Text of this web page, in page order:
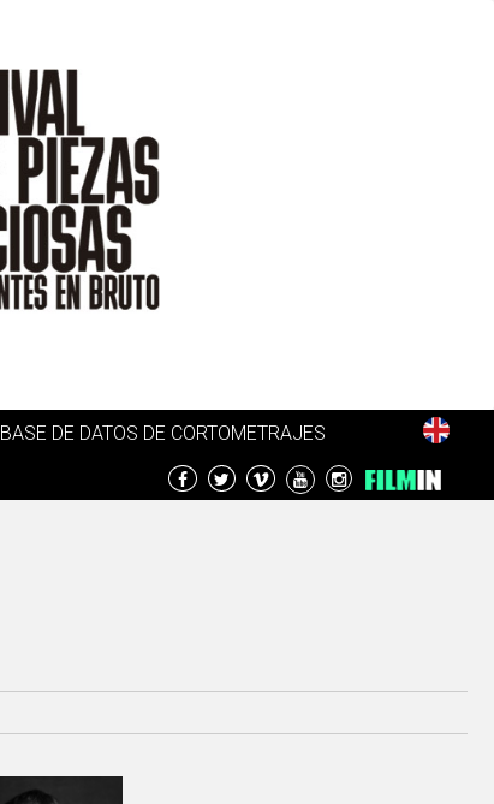
BASE DE DATOS DE CORTOMETRAJES